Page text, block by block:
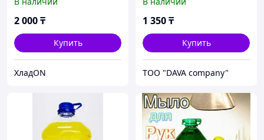
Serpantin Cleaner (1л)
2 000₸
Купить
ХладON
1 350₸
Купить
ТОО "DAVA company"